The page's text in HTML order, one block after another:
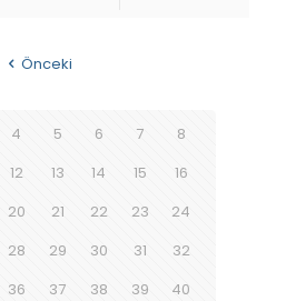
Önceki
4 5 6 7
8
12 13 14 15
16
20 21 22 23
24
28 29 30 31
32
36 37 38 39
40